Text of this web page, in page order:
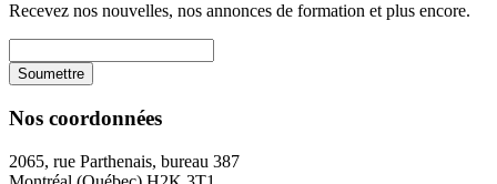
Recevez nos nouvelles, nos annonces de formation et plus encore.
Nos coordonnées
2065, rue Parthenais, bureau 387